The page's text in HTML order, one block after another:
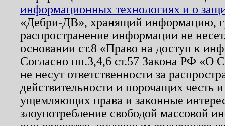
информационных технологиях и о
«Дебри-ДВ», хранящий информацию,
распространение информации не
основании ст.8 «Право на доступ к
Согласно пп.3,4,6 ст.57 Закона РФ «О
не несут ответственности за
действительности и порочащих честь
ущемляющих права и законные
злоупотребление свободой массовой